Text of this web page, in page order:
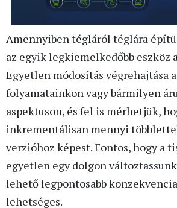
Amennyiben tégláról téglára
az egyik legkiemelkedőbb eszköz
Egyetlen módosítás végrehajtása
folyamatainkon vagy bármilyen
aspektuson, és fel is mérhetjük,
inkrementálisan mennyi
verzióhoz képest. Fontos, hogy a
egyetlen egy dolgon
lehető legpontosabb
lehetséges.